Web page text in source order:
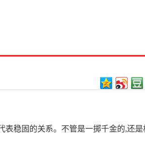
稳固的关系。不管是一掷千金的,还